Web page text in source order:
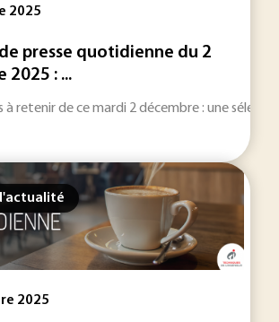
2025
presse quotidienne du 2
2025 : ...
à retenir de ce mardi 2 décembre : une
2025